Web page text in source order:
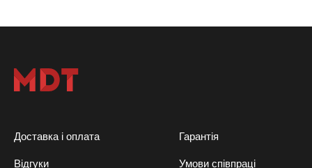
Доставка і оплата Гарантія
Відгуки Умови співпраці